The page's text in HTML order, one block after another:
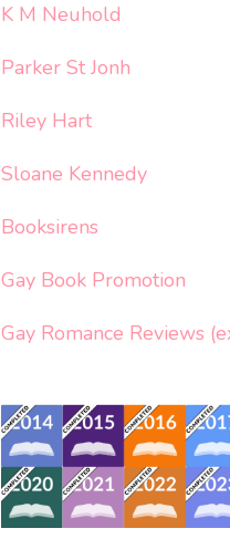
K M Neuhold
Parker St Jonh
Riley Hart
Sloane Kennedy
Booksirens
Gay Book Promotion
Gay Romance Reviews